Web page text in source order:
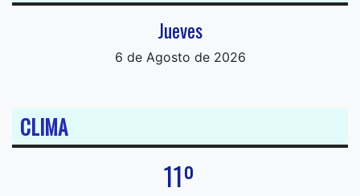
Jueves
6 de Agosto de 2026
CLIMA
11º